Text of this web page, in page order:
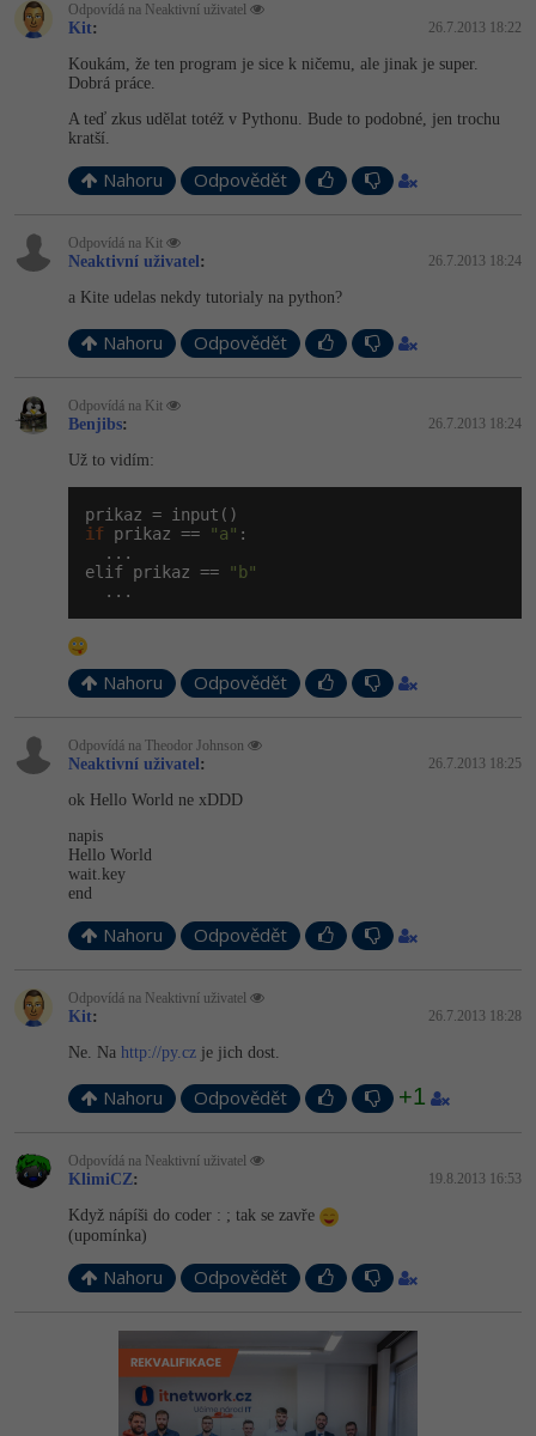
Odpovídá na Neaktivní uživatel
Kit: 26.7.2013 18:22
Koukám, že ten program je sice k ničemu, ale jinak je super.
Dobrá práce.
A teď zkus udělat totéž v Pythonu. Bude to podobné, jen trochu
kratší.
Nahoru Odpovědět
Odpovídá na Kit
Neaktivní uživatel: 26.7.2013 18:24
a Kite udelas nekdy tutorialy na python?
Nahoru Odpovědět
Odpovídá na Kit
Benjibs: 26.7.2013 18:24
Už to vidím:
if prikaz == "a" :
  ...
elif prikaz ==
"b"
  ...
Nahoru Odpovědět
Odpovídá na Theodor Johnson
Neaktivní uživatel : 26.7.2013 18:25
ok Hello World ne xDDD
napis
Hello World
wait.key
end
Nahoru Odpovědět
Odpovídá na Neaktivní uživatel
Kit: 26.7.2013 18:28
Ne. Na http://py.cz je jich dost.
Nahoru Odpovědět +1
Odpovídá na Neaktivní uživatel
KlimiCZ: 19.8.2013 16:53
Když nápíši do coder : ; tak se zavře
(upomínka)
Nahoru Odpovědět